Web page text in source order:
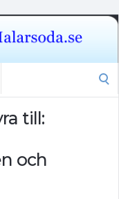
till:
och